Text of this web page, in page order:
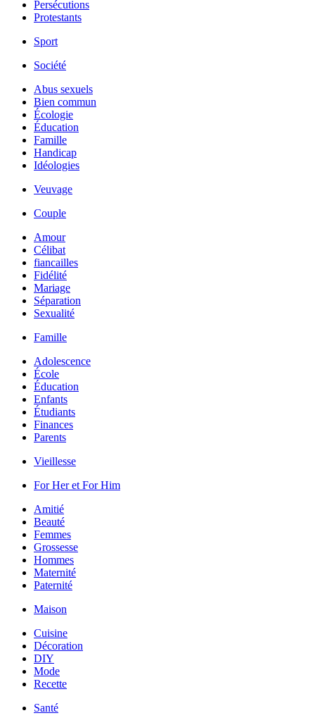
Persécutions
Protestants
Sport
Société
Abus sexuels
Bien commun
Écologie
Éducation
Famille
Handicap
Idéologies
Veuvage
Couple
Amour
Célibat
fiancailles
Fidélité
Mariage
Séparation
Sexualité
Famille
Adolescence
École
Éducation
Enfants
Étudiants
Finances
Parents
Vieillesse
For Her et For Him
Amitié
Beauté
Femmes
Grossesse
Hommes
Maternité
Paternité
Maison
Cuisine
Décoration
DIY
Mode
Recette
Santé